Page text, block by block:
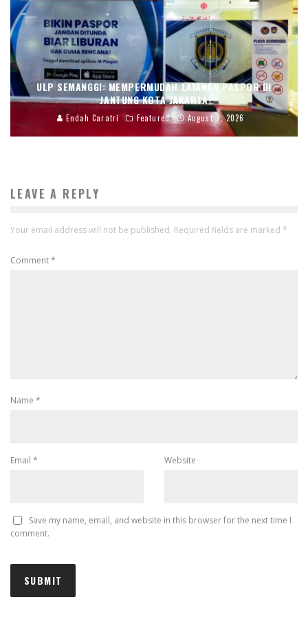
ULP SEMANGGI: MEMPERMUDAH LAYANAN PASPOR DI
JANTUNG KOTA JAKARTA
Endah Caratri Featured August 7, 2026
LEAVE A REPLY
Your email address will not be published. Required fields are marked *
Comment*
Name *
Email * Website
Save my name, email, and website in this browser for the next time I
comment.